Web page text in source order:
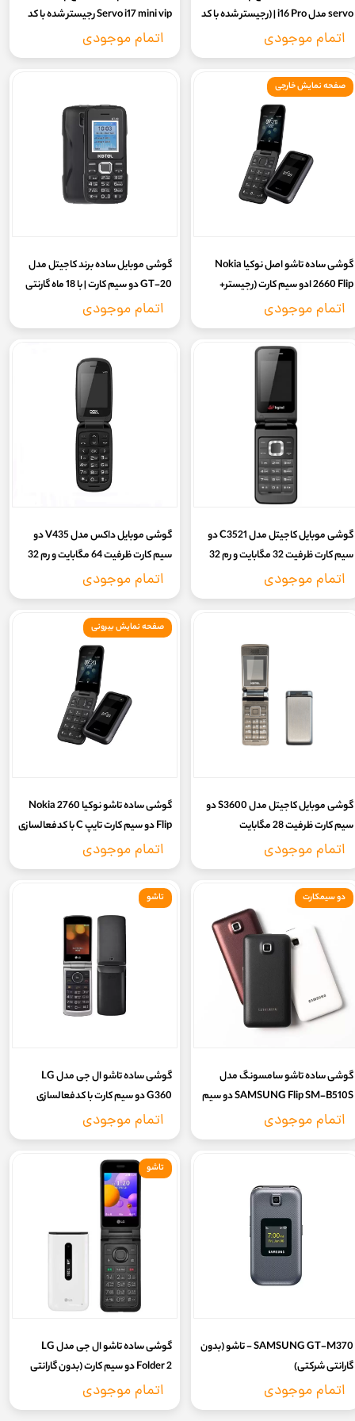
servo مدل i16 Pro | (رجیستر شده با کد
فعال سازی) ( گارانتی 7روز تست و
تعویض کالا)
اتمام موجودی
Servo i17 mini vip رجیستر شده با کد
فعال سازی ( ۷ روز گارانتی سلامت کالا)
اتمام موجودی
گوشی ساده تاشو اصل نوکیا Nokia
2660 Flip ادو سیم کارت (رجیستر+
کدفعالسازی) (با گارانتی ۱۸ ماهه) تاشو
اتمام موجودی
صفحه نمایش خارجی
گوشی موبایل ساده برند کاجیتل مدل
GT-20 دو سیم‌ کارت | با 18 ماه گارنتی
شرکتی و رجیستری
اتمام موجودی
گوشی موبایل کاجیتل مدل C3521 دو
سیم‌ کارت ظرفیت 32 مگابایت و رم 32
مگابایت
اتمام موجودی
گوشی موبایل داکس مدل V435 دو
سیم‌ کارت ظرفیت 64 مگابایت و رم 32
مگابایت | گارانتی 18 ماهه شرکتی و
کدفعالسازی
اتمام موجودی
گوشی موبایل کاجیتل مدل S3600 دو
سیم‌ کارت ظرفیت 28 مگابایت
اتمام موجودی
گوشی ساده تاشو نوکیا Nokia 2760
Flip دو سیم کارت تایپ C با کدفعالسازی
(بدون گارانتی شرکتی)
اتمام موجودی
صفحه نمایش بیرونی
گوشی ساده تاشو سامسونگ مدل
SAMSUNG Flip SM-B510S دو سیم
کارت (بدون گارانتی شرکتی)
اتمام موجودی
دو سیمکارت
گوشی ساده تاشو ال جی مدل LG
G360 دو سیم کارت با کدفعالسازی
(بدون گارانتی شرکتی)
اتمام موجودی
تاشو
SAMSUNG GT-M370 - تاشو (بدون
گارانتی شرکتی)
اتمام موجودی
گوشی ساده تاشو ال جی مدل LG
Folder 2 دو سیم کارت (بدون گارانتی
شرکتی) رجیستر دائم + کد فعالسازی
اتمام موجودی
تاشو